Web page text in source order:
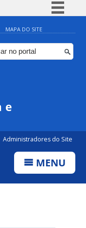
Simplifique!
Comunica BR
Participe
MAPA DO SITE
e
Administradores do Site
MENU